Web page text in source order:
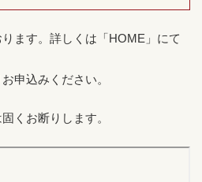
ます。詳しくは「HOME」にて
お申込みください。
くお断りします。